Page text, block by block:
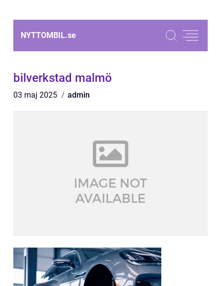
NYTTOMBIL.se
bilverkstad malmö
03 maj 2025 admin